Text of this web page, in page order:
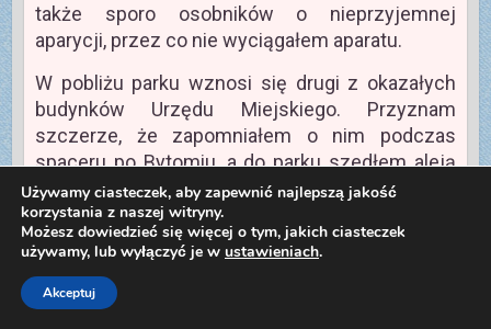
także sporo osobników o nieprzyjemnej
aparycji, przez co nie wyciągałem aparatu.
W pobliżu parku wznosi się drugi z okazałych
budynków Urzędu Miejskiego. Przyznam
szczerze, że zapomniałem o nim podczas
spaceru po Bytomiu, a do parku szedłem aleją
Legionów.
15. Zabytkowy budynek Poczty
Głównej
Budynki urzędów pocztowych są dumą wielu
Używamy ciasteczek, aby zapewnić najlepszą jakość
korzystania z naszej witryny.
Możesz dowiedzieć się więcej o tym, jakich ciasteczek
używamy, lub wyłączyć je w ustawieniach.
Akceptuj